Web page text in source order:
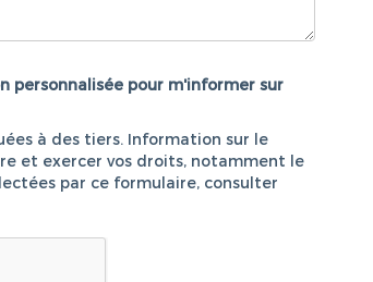
personnalisée pour m'informer sur
à des tiers. Information sur le
et exercer vos droits, notamment le
par ce formulaire, consulter